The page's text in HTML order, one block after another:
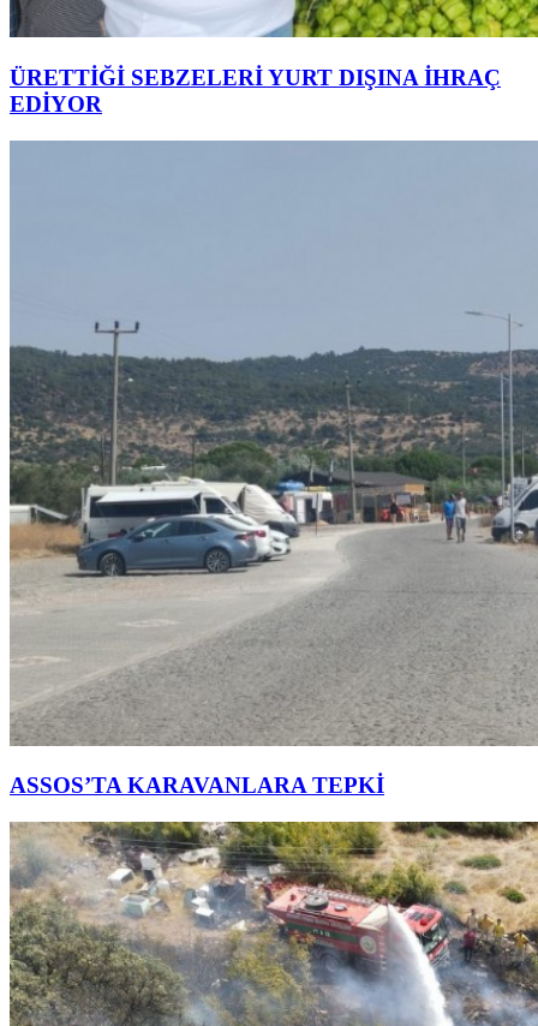
ÜRETTİĞİ SEBZELERİ YURT DIŞINA İHRAÇ
EDİYOR
ASSOS’TA KARAVANLARA TEPKİ